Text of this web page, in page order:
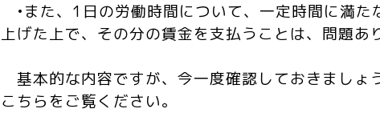
•また、1日の労働時間について、一定時間に満た
上げた上で、その分の賃金を支払うことは、問題あ
基本的な内容ですが、今一度確認しておきましょ
こちらをご覧ください。